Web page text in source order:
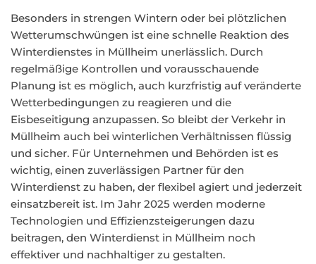
Besonders in strengen Wintern oder bei plötzlichen
Wetterumschwüngen ist eine schnelle Reaktion des
Winterdienstes in Müllheim unerlässlich. Durch
regelmäßige Kontrollen und vorausschauende
Planung ist es möglich, auch kurzfristig auf veränderte
Wetterbedingungen zu reagieren und die
Eisbeseitigung anzupassen. So bleibt der Verkehr in
Müllheim auch bei winterlichen Verhältnissen flüssig
und sicher. Für Unternehmen und Behörden ist es
wichtig, einen zuverlässigen Partner für den
Winterdienst zu haben, der flexibel agiert und jederzeit
einsatzbereit ist. Im Jahr 2025 werden moderne
Technologien und Effizienzsteigerungen dazu
beitragen, den Winterdienst in Müllheim noch
effektiver und nachhaltiger zu gestalten.